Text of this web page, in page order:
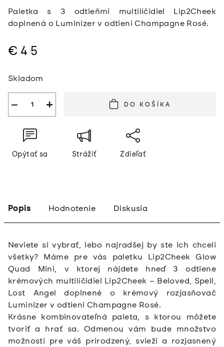
Paletka s 3 odtieňmi multilíčidiel Lip2Cheek
doplnená o Luminizer v odtieni Champagne Rosé.
€45
cena:
Skladom
+
− DO KOŠÍKA
Opýtať sa Strážiť Zdieľať
Popis Hodnotenie Diskusia
Neviete si vybrať, lebo najradšej by ste ich chceli
všetky? Máme pre vás paletku Lip2Cheek Glow
Quad Mini, v ktorej nájdete hneď 3 odtiene
krémových multilíčidiel Lip2Cheek – Beloved, Spell,
Lost Angel doplnené o krémový rozjasňovač
Luminizer v odtieni Champagne Rosé.
Krásne kombinovateľná paleta, s ktorou môžete
tvoriť a hrať sa. Odmenou vám bude množstvo
možností pre váš prirodzený, svieži a rozjasnený